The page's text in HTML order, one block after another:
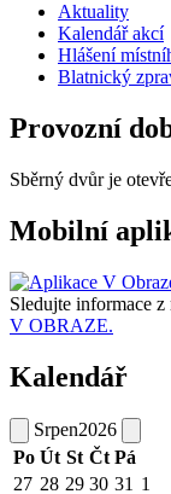
Aktuality
Kalendář akcí
Hlášení
Blatnický
Provozní
Sběrný dvůr je
Mobilní
Sledujte informace z
V OBRAZE.
Kalendář
Srpen2026
Po Út St Čt Pá
27 28 29 30 31 1